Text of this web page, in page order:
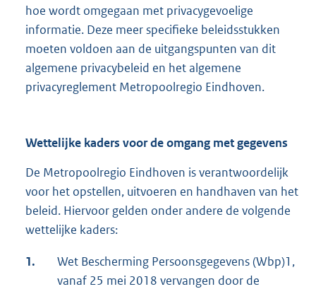
hoe wordt omgegaan met privacygevoelige
informatie. Deze meer specifieke beleidsstukken
moeten voldoen aan de uitgangspunten van dit
algemene privacybeleid en het algemene
privacyreglement Metropoolregio Eindhoven.
Wettelijke kaders voor de omgang met gegevens
De Metropoolregio Eindhoven is verantwoordelijk
voor het opstellen, uitvoeren en handhaven van het
beleid. Hiervoor gelden onder andere de volgende
wettelijke kaders:
1.
Wet Bescherming Persoonsgegevens (Wbp)1,
vanaf 25 mei 2018 vervangen door de